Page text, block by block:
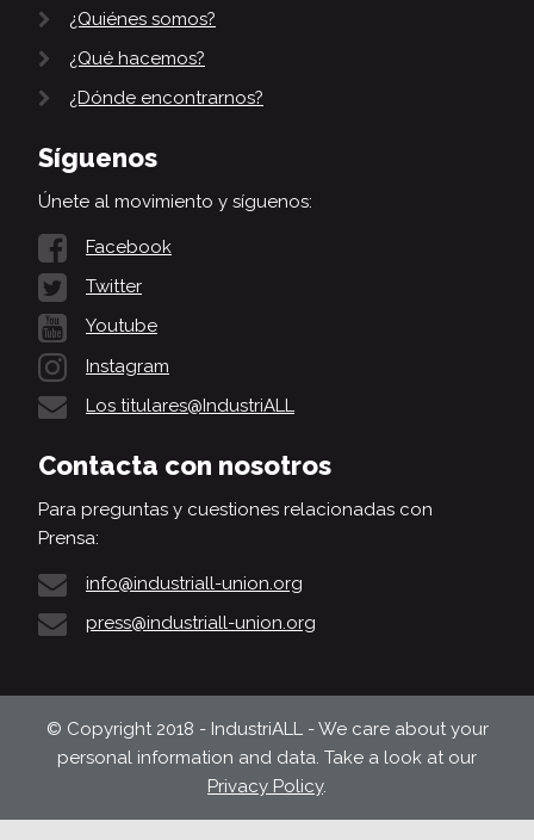
¿Quiénes somos?
¿Qué hacemos?
¿Dónde encontrarnos?
Síguenos
Únete al movimiento y síguenos:
Facebook
Twitter
Youtube
Instagram
Los titulares@IndustriALL
Contacta con nosotros
Para preguntas y cuestiones relacionadas con
Prensa:
info@industriall-union.org
press@industriall-union.org
© Copyright 2018 - IndustriALL - We care about your
personal information and data. Take a look at our
Privacy Policy.